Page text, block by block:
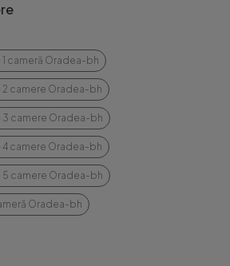
cameră Oradea-bh
camere Oradea-bh
camere Oradea-bh
camere Oradea-bh
camere Oradea-bh
Oradea-bh